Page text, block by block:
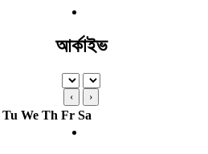
আর্কাইভ
‹ ›
Tu We Th Fr Sa